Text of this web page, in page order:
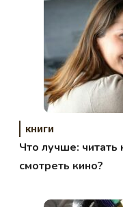
книги
Что лучше: читать
смотреть кино?